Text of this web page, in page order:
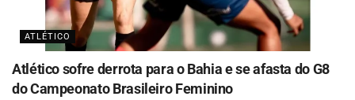
ATLÉTICO
Atlético sofre derrota para o Bahia e se afasta do G8
do Campeonato Brasileiro Feminino